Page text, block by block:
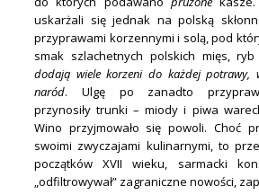
uskarżali się jednak na polską
przyprawami korzennymi i solą, pod
smak szlachetnych polskich mięs,
dodają wiele korzeni do każdej potrawy,
naród. Ulgę po zanadto
przynosiły trunki – miody i piwa
Wino przyjmowało się powoli. Choć
swoimi zwyczajami kulinarnymi, to
początków XVII wieku, sarmacki
„odfiltrowywał” zagraniczne nowości,